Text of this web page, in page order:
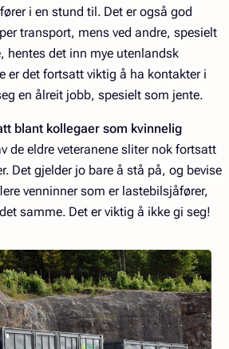
i en stund til. Det er også god
transport, mens ved andre, spesielt
hentes det inn mye utenlandsk
er det fortsatt viktig å ha kontakter i
en ålreit jobb, spesielt som jente.
blant kollegaer som kvinnelig
de eldre veteranene sliter nok fortsatt
Det gjelder jo bare å stå på, og bevise
venninner som er lastebilsjåfører,
samme. Det er viktig å ikke gi seg!